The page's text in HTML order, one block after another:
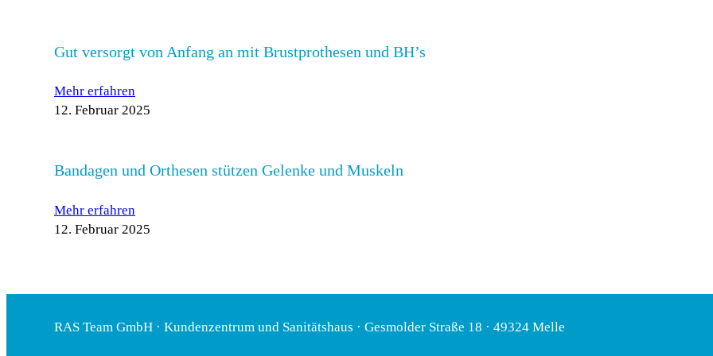
Gut versorgt von Anfang an mit Brustprothesen und BH’s
Mehr erfahren
12. Februar 2025
Bandagen und Orthesen stützen Gelenke und Muskeln
Mehr erfahren
12. Februar 2025
RAS Team GmbH · Kundenzentrum und Sanitätshaus · Gesmolder Straße 18 · 49324 Melle